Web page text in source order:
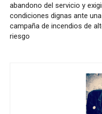
abandono del servicio y
condiciones dignas ante una
campaña de incendios de
riesgo